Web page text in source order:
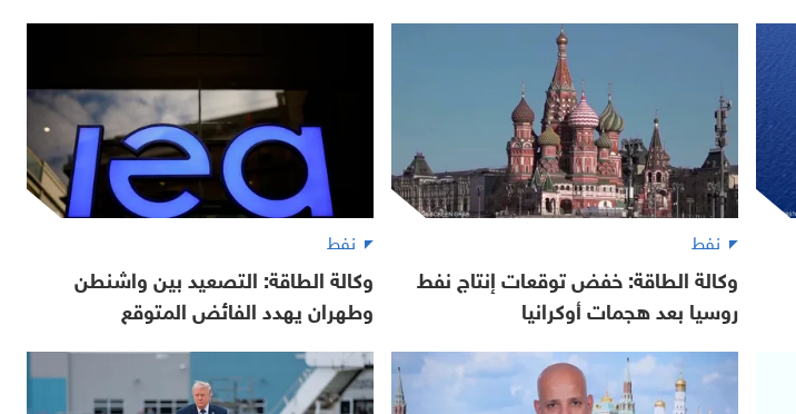
نفط
وكالة الطاقة: خفض توقعات إنتاج نفط
روسيا بعد هجمات أوكرانيا
نفط
وكالة الطاقة: التصعيد بين واشنطن
وطهران يهدد الفائض المتوقع